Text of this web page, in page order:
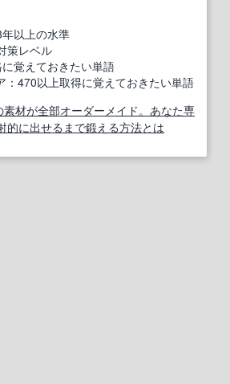
以上の水準
策レベル
覚えておきたい単語
：470以上取得に覚えておきたい単語
材が全部オーダーメイド。あなた専
的に出せるまで鍛える方法とは